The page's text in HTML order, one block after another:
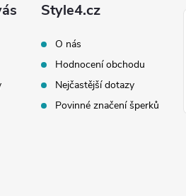
Style4.cz
O nás
Hodnocení obchodu
Nejčastější dotazy
Povinné značení šperků